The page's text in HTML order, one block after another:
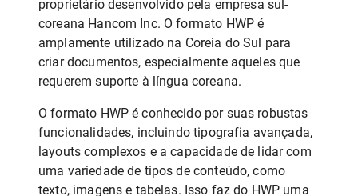
proprietário desenvolvido pela empresa sul-
coreana Hancom Inc. O formato HWP é
amplamente utilizado na Coreia do Sul para
criar documentos, especialmente aqueles que
requerem suporte à língua coreana.
O formato HWP é conhecido por suas robustas
funcionalidades, incluindo tipografia avançada,
layouts complexos e a capacidade de lidar com
uma variedade de tipos de conteúdo, como
texto, imagens e tabelas. Isso faz do HWP uma